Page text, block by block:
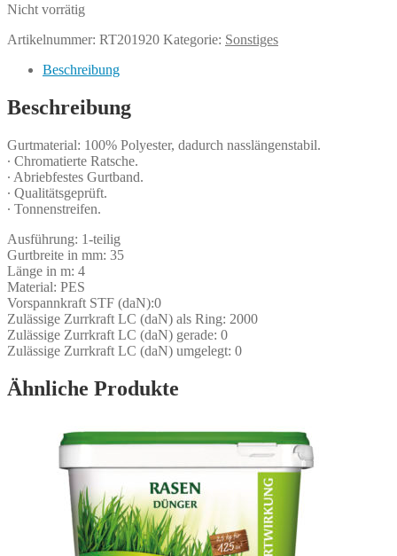
Nicht vorrätig
Artikelnummer: RT201920 Kategorie: Sonstiges
Beschreibung
Beschreibung
Gurtmaterial: 100% Polyester, dadurch nasslängenstabil.
∙ Chromatierte Ratsche.
∙ Abriebfestes Gurtband.
∙ Qualitätsgeprüft.
∙ Tonnenstreifen.
Ausführung: 1-teilig
Gurtbreite in mm: 35
Länge in m: 4
Material: PES
Vorspannkraft STF (daN):0
Zulässige Zurrkraft LC (daN) als Ring: 2000
Zulässige Zurrkraft LC (daN) gerade: 0
Zulässige Zurrkraft LC (daN) umgelegt: 0
Ähnliche Produkte